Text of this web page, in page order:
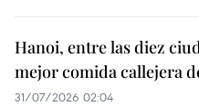
Hanoi, entre las diez
mejor comida callejera
31/07/2026 02:04